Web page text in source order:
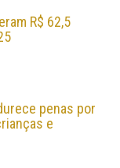
R$ 62,5
penas por
e